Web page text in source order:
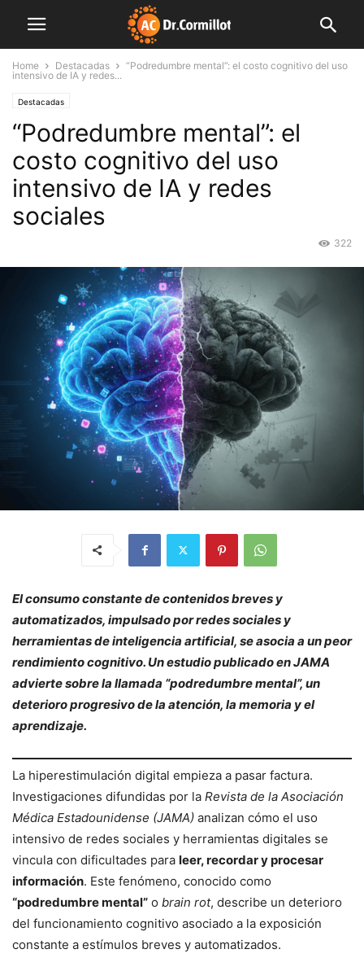
Home Destacadas
“Podredumbre mental”: el costo cognitivo del uso
intensivo de IA y redes...
Destacadas
“Podredumbre mental”: el
costo cognitivo del uso
intensivo de IA y redes
sociales
322
El consumo constante de contenidos breves y
automatizados, impulsado por redes sociales y
herramientas de inteligencia artificial, se asocia a un peor
rendimiento cognitivo. Un estudio publicado en JAMA
advierte sobre la llamada “podredumbre mental”, un
deterioro progresivo de la atención, la memoria y el
aprendizaje.
La hiperestimulación digital empieza a pasar factura.
Investigaciones difundidas por la Revista de la Asociación
Médica Estadounidense (JAMA) analizan cómo el uso
intensivo de redes sociales y herramientas digitales se
vincula con dificultades para leer, recordar y procesar
información. Este fenómeno, conocido como
“podredumbre mental” o brain rot, describe un deterioro
del funcionamiento cognitivo asociado a la exposición
constante a estímulos breves y automatizados.